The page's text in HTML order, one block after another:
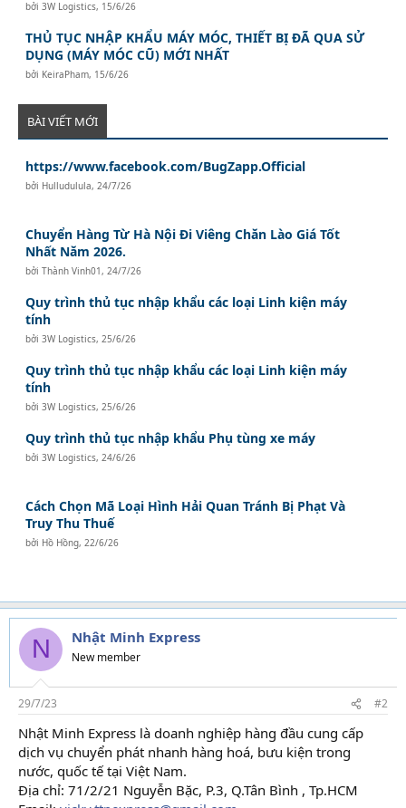
bởi3W Logistics, 15/6/26
THỦ TỤC NHẬP KHẨU MÁY MÓC, THIẾT BỊ ĐÃ QUA SỬ
DỤNG (MÁY MÓC CŨ) MỚI NHẤT
bởi KeiraPham, 15/6/26
BÀI VIẾT MỚI
https://www.facebook.com/BugZapp.Official
bởi Hulludulula, 24/7/26
Chuyển Hàng Từ Hà Nội Đi Viêng Chăn Lào Giá Tốt
Nhất Năm 2026.
bởiThành Vinh01 , 24/7/26
Quy trình thủ tục nhập khẩu các loại Linh kiện máy
tính
bởi3W Logistics, 25/6/26
Quy trình thủ tục nhập khẩu các loại Linh kiện máy
tính
bởi3W Logistics, 25/6/26
Quy trình thủ tục nhập khẩu Phụ tùng xe máy
bởi3W Logistics, 24/6/26
Cách Chọn Mã Loại Hình Hải Quan Tránh Bị Phạt Và
Truy Thu Thuế
bởi Hồ Hồng, 22/6/26
N Nhật Minh Express
New member
29/7/23 #2
Nhật Minh Express là doanh nghiệp hàng đầu cung cấp
dịch vụ chuyển phát nhanh hàng hoá, bưu kiện trong
nước, quốc tế tại Việt Nam.
Địa chỉ: 71/2/21 Nguyễn Bặc, P.3, Q.Tân Bình , Tp.HCM